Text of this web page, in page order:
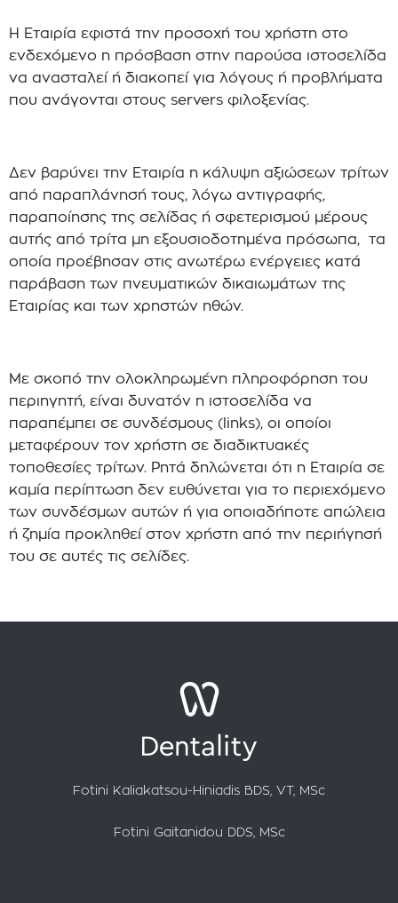
Η Εταιρία εφιστά την προσοχή του χρήστη στο
ενδεχόμενο η πρόσβαση στην παρούσα ιστοσελίδα
να ανασταλεί ή διακοπεί για λόγους ή προβλήματα
που ανάγονται στους servers φιλοξενίας.
Δεν βαρύνει την Εταιρία η κάλυψη αξιώσεων τρίτων
από παραπλάνησή τους, λόγω αντιγραφής,
παραποίησης της σελίδας ή σφετερισμού μέρους
αυτής από τρίτα μη εξουσιοδοτημένα πρόσωπα, τα
οποία προέβησαν στις ανωτέρω ενέργειες κατά
παράβαση των πνευματικών δικαιωμάτων της
Εταιρίας και των χρηστών ηθών.
Με σκοπό την ολοκληρωμένη πληροφόρηση του
περιηγητή, είναι δυνατόν η ιστοσελίδα να
παραπέμπει σε συνδέσμους (links), οι οποίοι
μεταφέρουν τον χρήστη σε διαδικτυακές
τοποθεσίες τρίτων. Ρητά δηλώνεται ότι η Εταιρία σε
καμία περίπτωση δεν ευθύνεται για το περιεχόμενο
των συνδέσμων αυτών ή για οποιαδήποτε απώλεια
ή ζημία προκληθεί στον χρήστη από την περιήγησή
του σε αυτές τις σελίδες.
Fotini Kaliakatsou-Hiniadis BDS, VT, MSc
Fotini Gaitanidou DDS, MSc